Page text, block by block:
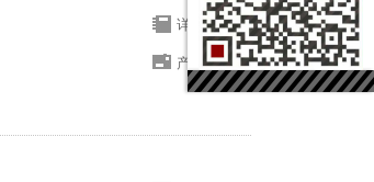
详细信息
产品结构